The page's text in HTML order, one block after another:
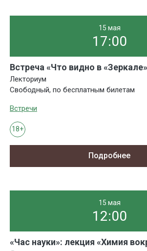
15 мая
17:00
Встреча «Что видно в
Лекториум
Свободный, по бесплатным билетам
Встречи
18+
Подробнее
15 мая
12:00
«Час науки»: лекция «Химия